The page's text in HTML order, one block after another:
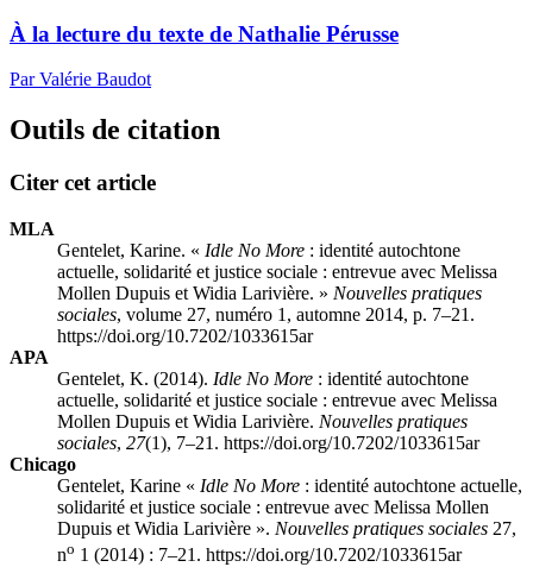
À la lecture du texte de Nathalie Pérusse
Par Valérie Baudot
Outils de citation
Citer cet article
MLA
Gentelet, Karine. « Idle No More : identité autochtone
actuelle, solidarité et justice sociale : entrevue avec Melissa
Mollen Dupuis et Widia Larivière. » Nouvelles pratiques
sociales, volume 27, numéro 1, automne 2014, p. 7–21.
https://doi.org/10.7202/1033615ar
APA
Gentelet, K. (2014). Idle No More : identité autochtone
actuelle, solidarité et justice sociale : entrevue avec Melissa
Mollen Dupuis et Widia Larivière. Nouvelles pratiques
sociales, 27(1), 7–21. https://doi.org/10.7202/1033615ar
Chicago
Gentelet, Karine « Idle No More : identité autochtone actuelle,
solidarité et justice sociale : entrevue avec Melissa Mollen
Dupuis et Widia Larivière ». Nouvelles pratiques sociales 27,
no 1 (2014) : 7–21. https://doi.org/10.7202/1033615ar